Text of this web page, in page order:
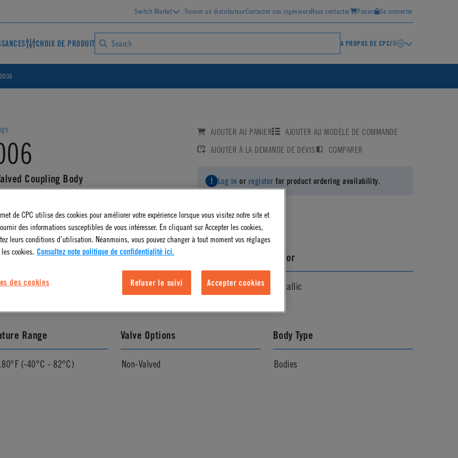
Switch Market Trouver un distributeurContacter nos ingénieursNous contacter Panier Se connecter
CHOIX DE PRODUIT A PROPOS DE CPCFR
Coupling Body
AJOUTER AU PANIER
AJOUTER AU MODÈLE DE COMMANDE
AJOUTER À LA DEMANDE DE DEVIS
COMPARER
Log in or register for product ordering availability.
Finish Pressure Range
Vacuum to 250 psi, 17.3 bar
Color
Metallic
Range
(-40°C - 82°C)
Valve Options
Non-Valved
Body Type
Bodies
de CPC utilise des cookies pour améliorer votre expérience lorsque vous visitez notre site et
des informations susceptibles de vous intéresser. En cliquant sur Accepter les cookies,
leurs conditions d’utilisation. Néanmoins, vous pouvez changer à tout moment vos réglages
cookies. Consultez note politique de confidentialité ici.
des cookies Refuser le suivi Accepter cookies